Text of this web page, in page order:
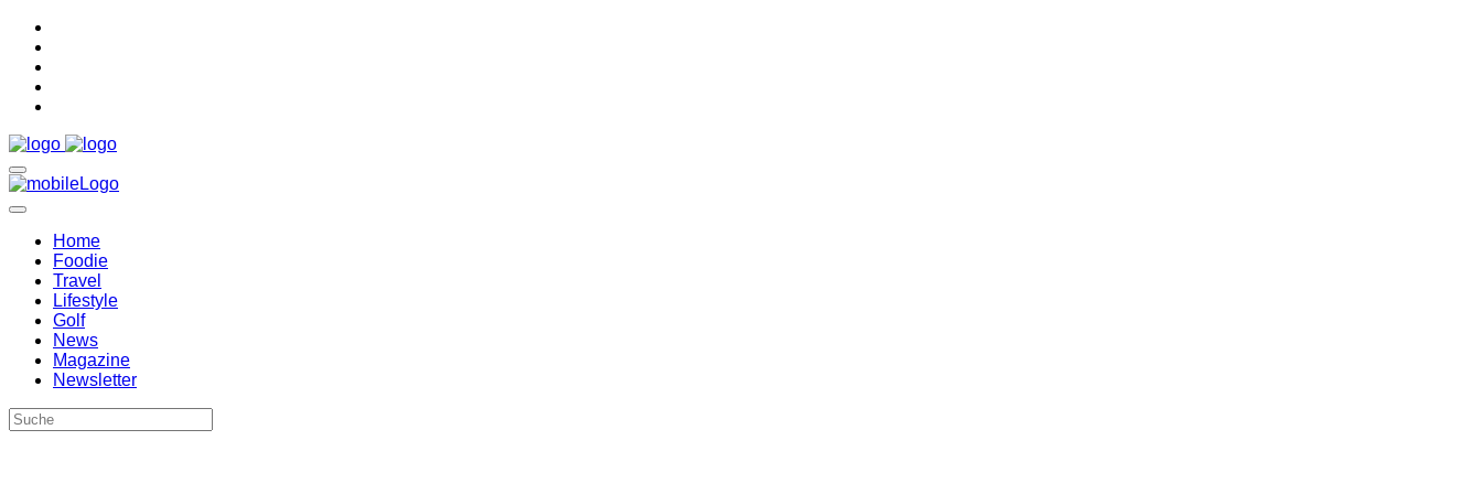
Home
Foodie
Travel
Lifestyle
Golf
News
Magazine
Newsletter